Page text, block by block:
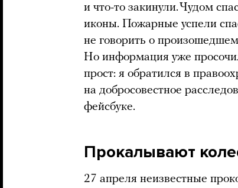
и что-то закинули. Чудом
иконы. Пожарные успели
не говорить о
Но информация уже
прост: я обратился в
на добросовестное
фейсбуке.
Прокалывают
27 апреля неизвестные